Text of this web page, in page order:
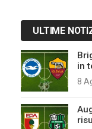
ULTIME
in
8